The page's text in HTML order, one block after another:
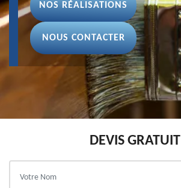
NOS RÉALISATIONS
NOUS CONTACTER
DEVIS GRATUIT